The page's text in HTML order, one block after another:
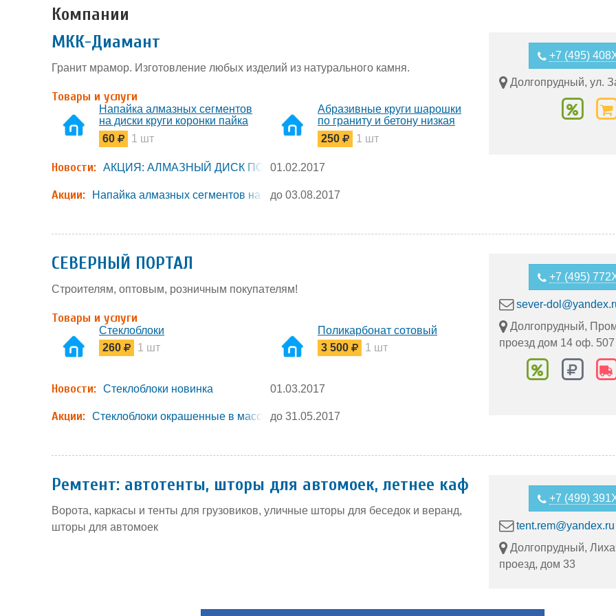
Компании
МКК-Диамант
Гранит мрамор. Изготовление любых изделий из натурального камня.
Товары и услуги
Напайка алмазных сегментов
на диски круги коронки пайка
дисков кругов коронок
60 1 шт
Абразивные круги шарошки
по граниту и бетону низкая
цена
250 1 шт
Новости: АКЦИЯ: АЛМАЗНЫЙ ДИСК ПО БЕТОНУ И ЖЕЛЕЗОБЕТОНУ 600 ММ - 170 ДОЛЛАРОВ
01.02.2017
Акции: Напайка алмазных сегментов на диски и коронки
до 03.08.2017
+7 (495)
Долгопрудный, ул.
СЕВЕРНЫЙ ПОРТАЛ
Строителям, оптовым, розничным покупателям!
Товары и услуги
Стеклоблоки
260
1 шт
Поликарбонат сотовый
3 500
1 шт
Новости: Стеклоблоки новинка 01.03.2017
Акции: Стеклоблоки окрашенные в массе до 31.05.2017
+7 (495)
sever-
Долгопрудный,
проезд дом 14 оф. 507
Ремтент: автотенты, шторы для автомоек, летнее каф
Ворота, каркасы и тенты для грузовиков, уличные шторы для беседок и веранд,
шторы для автомоек
+7 (499)
tent.rem@yandex.ru
Долгопрудный,
проезд, дом 33